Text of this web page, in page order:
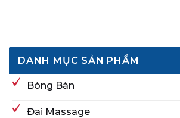
DANH MỤC SẢN PHẨM
Bóng Bàn
Đai Massage